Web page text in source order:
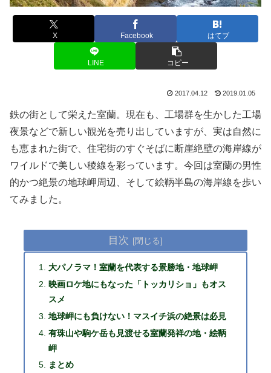
X Facebook はてブ
LINE コピー
2017.04.12 2019.01.05
鉄の街として栄えた室蘭。現在も、工場群を生かした工場
夜景などで新しい観光を売り出していますが、実は自然に
も恵まれた街で、住宅街のすぐそばに断崖絶壁の海岸線が
ワイルドで美しい稜線を彩っています。今回は室蘭の男性
的かつ絶景の地球岬周辺、そして絵鞆半島の海岸線を歩い
てみました。
目次
大パノラマ！室蘭を代表する景勝地・地球岬
映画ロケ地にもなった「トッカリショ」もオス
スメ
地球岬にも負けない！マスイチ浜の絶景は必見
有珠山や駒ケ岳も見渡せる室蘭発祥の地・絵鞆
岬
まとめ